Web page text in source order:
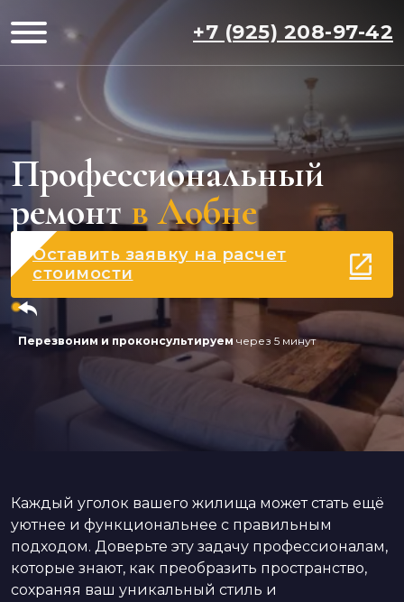
+7 (925) 208-97-42
Профессиональный
ремонтв Лобне
Оставить заявку на расчет
стоимости
Перезвоним и проконсультируем через 5 минут
Каждый уголок вашего жилища может стать ещё
уютнее и функциональнее с правильным
подходом. Доверьте эту задачу профессионалам,
которые знают, как преобразить пространство,
сохраняя ваш уникальный стиль и